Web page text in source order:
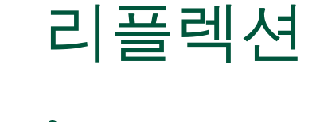
리플렉션